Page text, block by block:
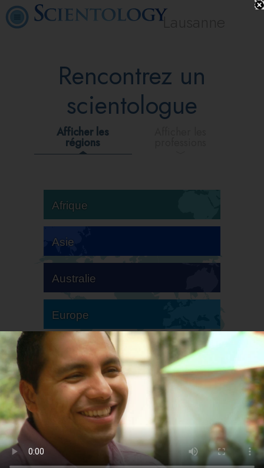
Lausanne
Rencontrez un
scientologue
Afficher les
régions
Afrique
Asie
Australie
Europe
Amérique du Sud
Amérique du Nord